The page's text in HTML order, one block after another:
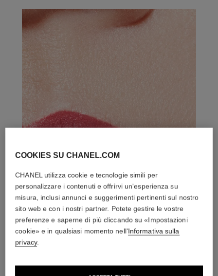
COOKIES SU CHANEL.COM
CHANEL utilizza cookie e tecnologie simili per
personalizzare i contenuti e offrirvi un'esperienza su
misura, inclusi annunci e suggerimenti pertinenti sul nostro
sito web e con i nostri partner. Potete gestire le vostre
preferenze e saperne di più cliccando su «Impostazioni
cookie» e in qualsiasi momento nell'Informativa sulla
privacy.